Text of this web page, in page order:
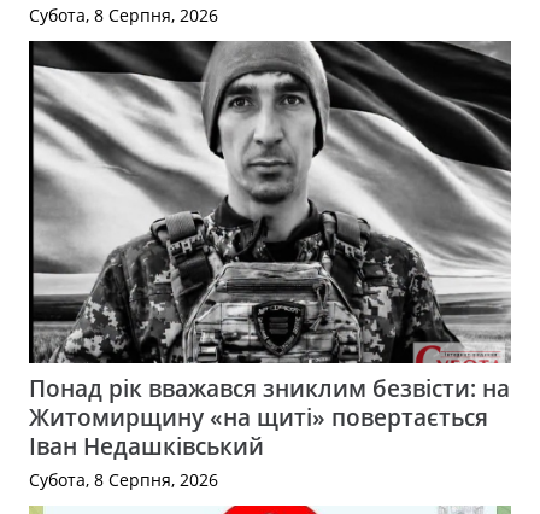
Субота, 8 Серпня, 2026
Понад рік вважався зниклим безвісти: на
Житомирщину «на щиті» повертається
Іван Недашківський
Субота, 8 Серпня, 2026